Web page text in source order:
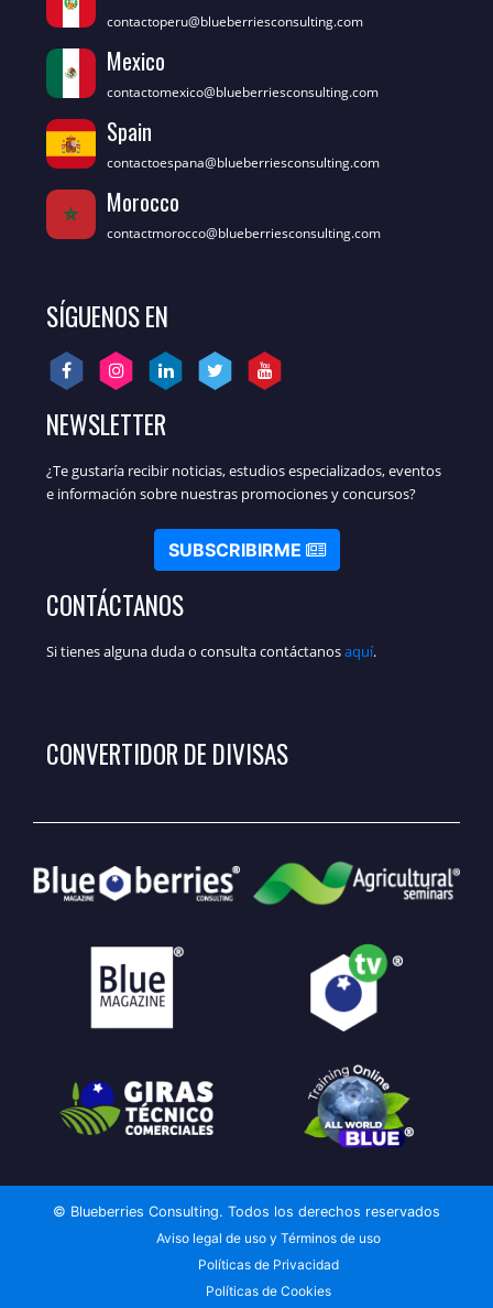
contactoperu@blueberriesconsulting.com
Mexico
contactomexico@blueberriesconsulting.com
Spain
contactoespana@blueberriesconsulting.com
Morocco
contactmorocco@blueberriesconsulting.com
SÍGUENOS EN
NEWSLETTER
¿Te gustaría recibir noticias, estudios especializados, eventos
e información sobre nuestras promociones y concursos?
SUBSCRIBIRME
CONTÁCTANOS
Si tienes alguna duda o consulta contáctanosaquí.
CONVERTIDOR DE DIVISAS
© Blueberries Consulting. Todos los derechos reservados
Aviso legal de uso y Términos de uso
Políticas de Privacidad
Políticas de Cookies